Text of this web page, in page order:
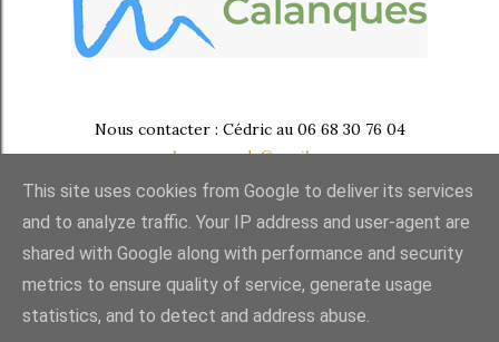
Nous contacter : Cédric au 06 68 30 76 04
calanques.rando@gmail.com
This site uses cookies from Google to deliver its services
and to analyze traffic. Your IP address and user-agent are
shared with Google along with performance and security
metrics to ensure quality of service, generate usage
statistics, and to detect and address abuse.